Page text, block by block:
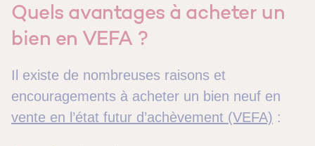
Quels avantages à acheter un
bien en VEFA ?
Il existe de nombreuses raisons et
encouragements à acheter un bien neuf en
vente en l’état futur d’achèvement (VEFA) :